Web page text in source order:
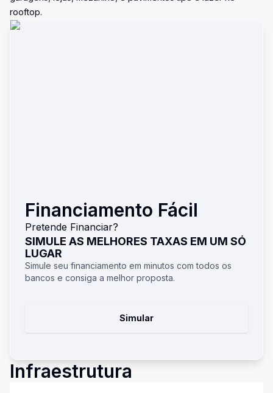
rooftop.
Financiamento Fácil
Pretende Financiar?
SIMULE AS MELHORES TAXAS EM UM SÓ
LUGAR
Simule seu financiamento em minutos com todos os
bancos e consiga a melhor proposta.
Simular
Infraestrutura